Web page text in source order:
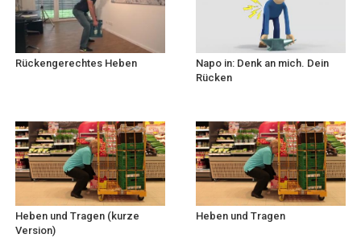
Rückengerechtes Heben
Napo in: Denk an mich. Dein
Rücken
Heben und Tragen (kurze
Version)
Heben und Tragen